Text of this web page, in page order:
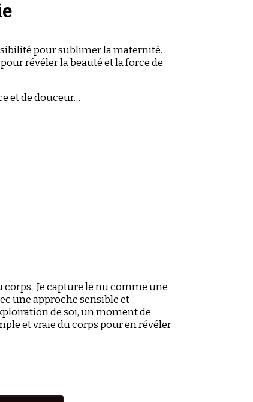
pour sublimer la maternité.
révéler la beauté et la force de
et de douceur…
corps. Je capture le nu comme une
une approche sensible et
de soi, un moment de
et vraie du corps pour en révéler